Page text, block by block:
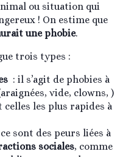
ou situation qui
! On estime que
une phobie.
trois types :
: il s’agit de phobies à
vide, clowns, )
celles les plus rapides à
sont des peurs liées à
sociales, comme